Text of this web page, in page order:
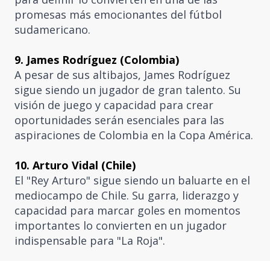
promesas más emocionantes del fútbol
sudamericano.
9. James Rodríguez (Colombia)
A pesar de sus altibajos, James Rodríguez
sigue siendo un jugador de gran talento. Su
visión de juego y capacidad para crear
oportunidades serán esenciales para las
aspiraciones de Colombia en la Copa América.
10. Arturo Vidal (Chile)
El "Rey Arturo" sigue siendo un baluarte en el
mediocampo de Chile. Su garra, liderazgo y
capacidad para marcar goles en momentos
importantes lo convierten en un jugador
indispensable para "La Roja".